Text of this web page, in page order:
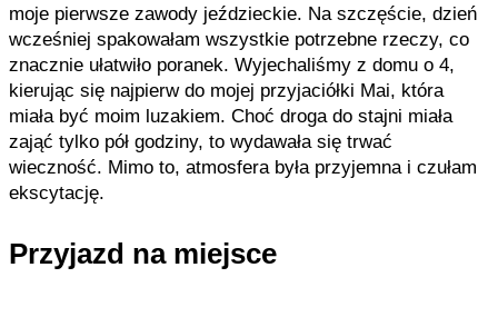
moje pierwsze zawody jeździeckie. Na szczęście, dzień
wcześniej spakowałam wszystkie potrzebne rzeczy, co
znacznie ułatwiło poranek. Wyjechaliśmy z domu o 4,
kierując się najpierw do mojej przyjaciółki Mai, która
miała być moim luzakiem. Choć droga do stajni miała
zająć tylko pół godziny, to wydawała się trwać
wieczność. Mimo to, atmosfera była przyjemna i czułam
ekscytację.
Przyjazd na miejsce